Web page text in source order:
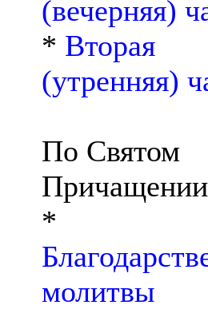
(вечерняя)
* Вторая
(утренняя)
По Святом
*
молитвы